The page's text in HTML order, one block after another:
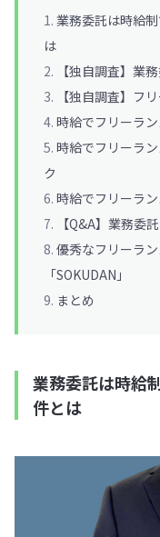
業務委託は時給
は
【独自調査】業
【独自調査】フ
時給でフリーラ
時給でフリーラ
ク
時給でフリーラ
【Q&A】業務委
優秀なフリーラ
「SOKUDAN」
まとめ
業務委託は時給
件とは